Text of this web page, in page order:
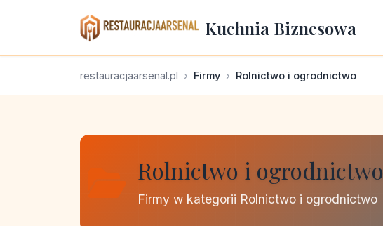
Kuchnia Biznesowa
restauracjaarsenal.pl Firmy Rolnictwo i ogrodnictwo
Rolnictwo i ogrodnictwo
Firmy w kategorii Rolnictwo i ogrodnictwo